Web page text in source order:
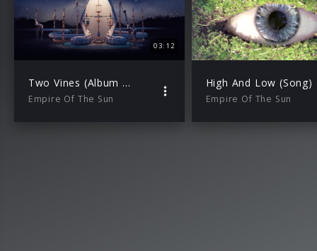
03:12
Two Vines (Album Trailer)
Empire Of The Sun
High And Low (Song)
Empire Of The Sun